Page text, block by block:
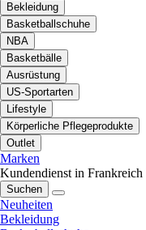
Bekleidung
Basketballschuhe
NBA
Basketbälle
Ausrüstung
US-Sportarten
Lifestyle
Körperliche Pflegeprodukte
Outlet
Marken
Kundendienst in Frankreich
Suchen
Neuheiten
Bekleidung